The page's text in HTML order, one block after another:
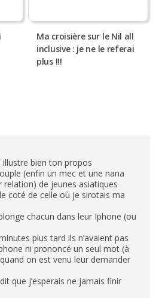
Ma croisière sur le Nil all
inclusive : je ne le referai
plus !!!
illustre bien ton propos
(enfin un mec et une nana
relation) de jeunes asiatiques
coté de celle où je sirotais ma
chacun dans leur Iphone (ou
plus tard ils n’avaient pas
ni prononcé un seul mot (à
on est venu leur demander
que j’esperais ne jamais finir